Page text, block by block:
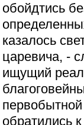
обойдтись
казалось
царевича, -
ищущий
обратились